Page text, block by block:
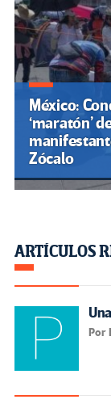
México:
‘maratón’
Zócalo
ARTÍCULOS
Por